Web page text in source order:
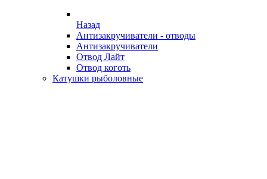
Назад
Антизакручиватели - отводы
Антизакручиватели
Отвод Лайт
Отвод коготь
Катушки рыболовные